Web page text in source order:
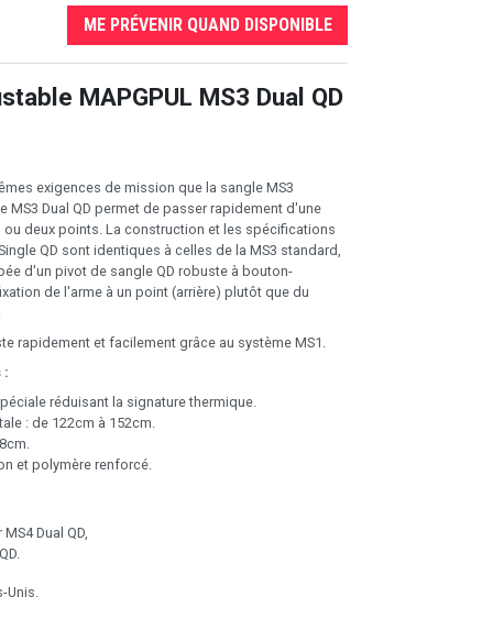
ME PRÉVENIR QUAND DISPONIBLE
MAPGPUL MS3 Dual QD
exigences de mission que la sangle MS3
MS3 Dual QD permet de passer rapidement d'une
ou deux points. La construction et les spécifications
QD sont identiques à celles de la MS3 standard,
d'un pivot de sangle QD robuste à bouton-
de l'arme à un point (arrière) plutôt que du
rapidement et facilement grâce au système MS1.
:
réduisant la signature thermique.
: de 122cm à 152cm.
et polymère renforcé.
Dual QD,
Unis.